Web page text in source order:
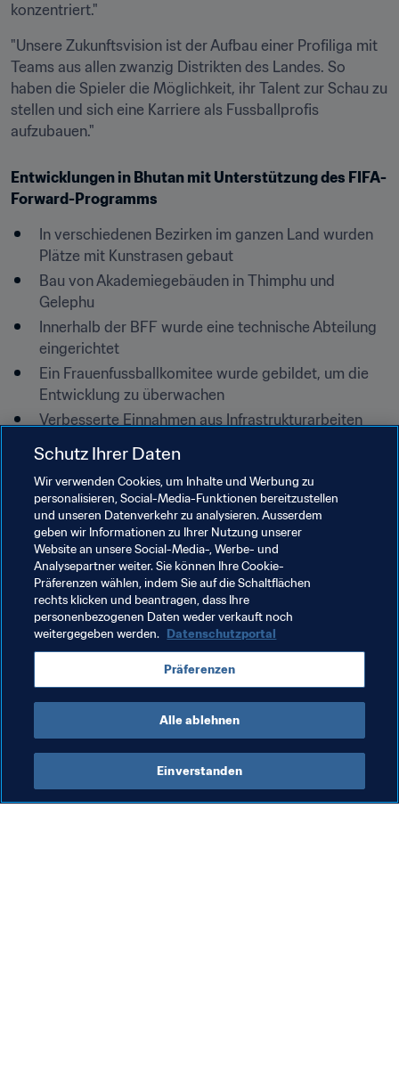
konzentriert."
"Unsere Zukunftsvision ist der Aufbau einer Profiliga mit
Teams aus allen zwanzig Distrikten des Landes. So
haben die Spieler die Möglichkeit, ihr Talent zur Schau zu
stellen und sich eine Karriere als Fussballprofis
aufzubauen."
Entwicklungen in Bhutan mit Unterstützung des FIFA-
Forward-Programms
In verschiedenen Bezirken im ganzen Land wurden
Plätze mit Kunstrasen gebaut
Bau von Akademiegebäuden in Thimphu und
Gelephu
Innerhalb der BFF wurde eine technische Abteilung
eingerichtet
Ein Frauenfussballkomitee wurde gebildet, um die
Entwicklung zu überwachen
Verbesserte Einnahmen aus Infrastrukturarbeiten
die sich auf Fussball außerhalb des Rampenlichts
konzentriert. Nächste Woche schauen wir uns Fussball
auf der Osterinsel an.
Verwandte Themen
Bhutan
Schutz Ihrer Daten
Wir verwenden Cookies, um Inhalte und Werbung zu
personalisieren, Social-Media-Funktionen bereitzustellen
und unseren Datenverkehr zu analysieren. Ausserdem
geben wir Informationen zu Ihrer Nutzung unserer
Website an unsere Social-Media-, Werbe- und
Analysepartner weiter. Sie können Ihre Cookie-
Präferenzen wählen, indem Sie auf die Schaltflächen
rechts klicken und beantragen, dass Ihre
personenbezogenen Daten weder verkauft noch
weitergegeben werden. Datenschutzportal
Präferenzen
Alle ablehnen
Einverstanden